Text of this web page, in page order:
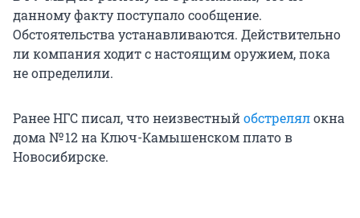
данному факту поступало сообщение.
Обстоятельства устанавливаются. Действительно
ли компания ходит с настоящим оружием, пока
не определили.
Ранее НГС писал, что неизвестныйобстрелялокна
дома № 12 на Ключ-Камышенском плато в
Новосибирске.